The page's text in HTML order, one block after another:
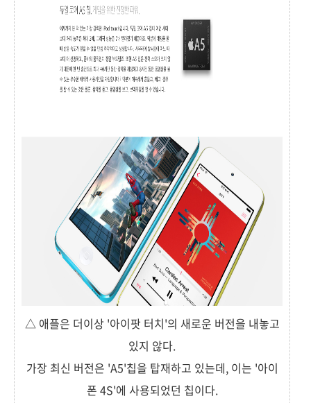
△ 애플은 더이상 '아이팟 터치'의 새로운 버전을 내놓고
있지 않다.
가장 최신 버전은 'A5'칩을 탑재하고 있는데, 이는 '아이
폰 4S'에 사용되었던 칩이다.